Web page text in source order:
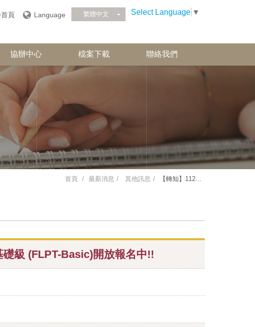
頁 Language 繁體中文 Select Language ▼
協辦中心 檔案下載 聯絡我們
首頁 最新消息 其他訊息 【轉知】112...
礎級 (FLPT-Basic)開放報名中!!